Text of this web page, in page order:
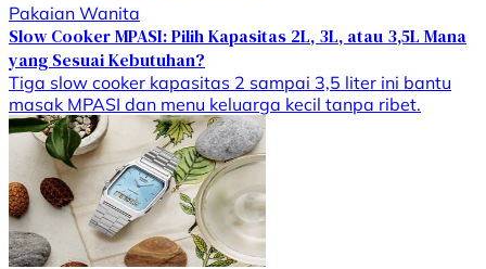
Pakaian Wanita
Slow Cooker MPASI: Pilih Kapasitas 2L, 3L, atau 3,5L Mana
yang Sesuai Kebutuhan?
Tiga slow cooker kapasitas 2 sampai 3,5 liter ini bantu
masak MPASI dan menu keluarga kecil tanpa ribet.